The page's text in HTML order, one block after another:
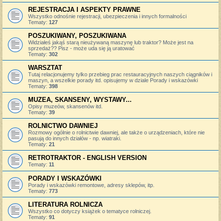
REJESTRACJA I ASPEKTY PRAWNE
Wszystko odnośnie rejestracji, ubezpieczenia i innych formalności
Tematy: 127
POSZUKIWANY, POSZUKIWANA
Widziałeś jakąś starą nieużywaną maszynę lub traktor? Może jest na
sprzedaż?? Pisz - może uda się ją uratować
Tematy: 302
WARSZTAT
Tutaj relacjonujemy tylko przebieg prac restauracyjnych naszych ciągników i
maszyn, a wszelkie porady itd. opisujemy w dziale Porady i wskazówki
Tematy: 398
MUZEA, SKANSENY, WYSTAWY...
Opisy muzeów, skansenów itd.
Tematy: 39
ROLNICTWO DAWNIEJ
Rozmowy ogólnie o rolnictwie dawniej, ale także o urządzeniach, które nie
pasują do innych działów - np. wiatraki.
Tematy: 21
RETROTRAKTOR - ENGLISH VERSION
Tematy: 11
PORADY I WSKAZÓWKI
Porady i wskazówki remontowe, adresy sklepów, itp.
Tematy: 773
LITERATURA ROLNICZA
Wszystko co dotyczy książek o tematyce rolniczej.
Tematy: 91